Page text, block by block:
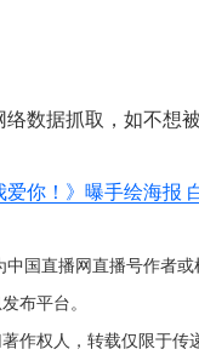
络数据抓取，如不想
爱你！》曝手绘海报
中国直播网直播号作者
布平台。
作权人，转载仅限于传